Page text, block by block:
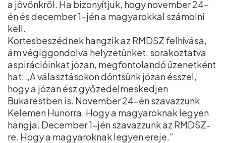
a jövőnkről. Ha bizonyítjuk, hogy november 24-
én és december 1-jén a magyarokkal számolni
kell.
Kortesbeszédnek hangzik az RMDSZ felhívása,
ám végiggondolva helyzetünket, sorakoztatva
aspirációinkat józan, megfontolandó üzenetként
hat: „A választásokon döntsünk józan ésszel,
hogy a józan ész győzedelmeskedjen
Bukarestben is. November 24-én szavazzunk
Kelemen Hunorra. Hogy a magyaroknak legyen
hangja. December 1-jén szavazzunk az RMDSZ-
re. Hogy a magyaroknak legyen ereje.”